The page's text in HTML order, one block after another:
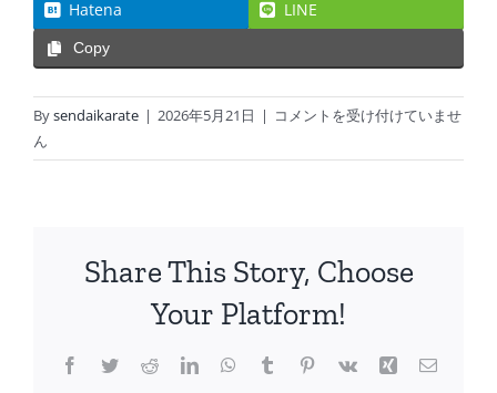
Hatena
LINE
Copy
Bysendaikarate | 2026年5月21日 | 令
8
_
古
コメントを受け付けていませ
ん
Share This Story, Choose
Your Platform!
Facebook
TwitterRedditLinkedInWhatsApp
TumblrPinterest
Vk Xing 電